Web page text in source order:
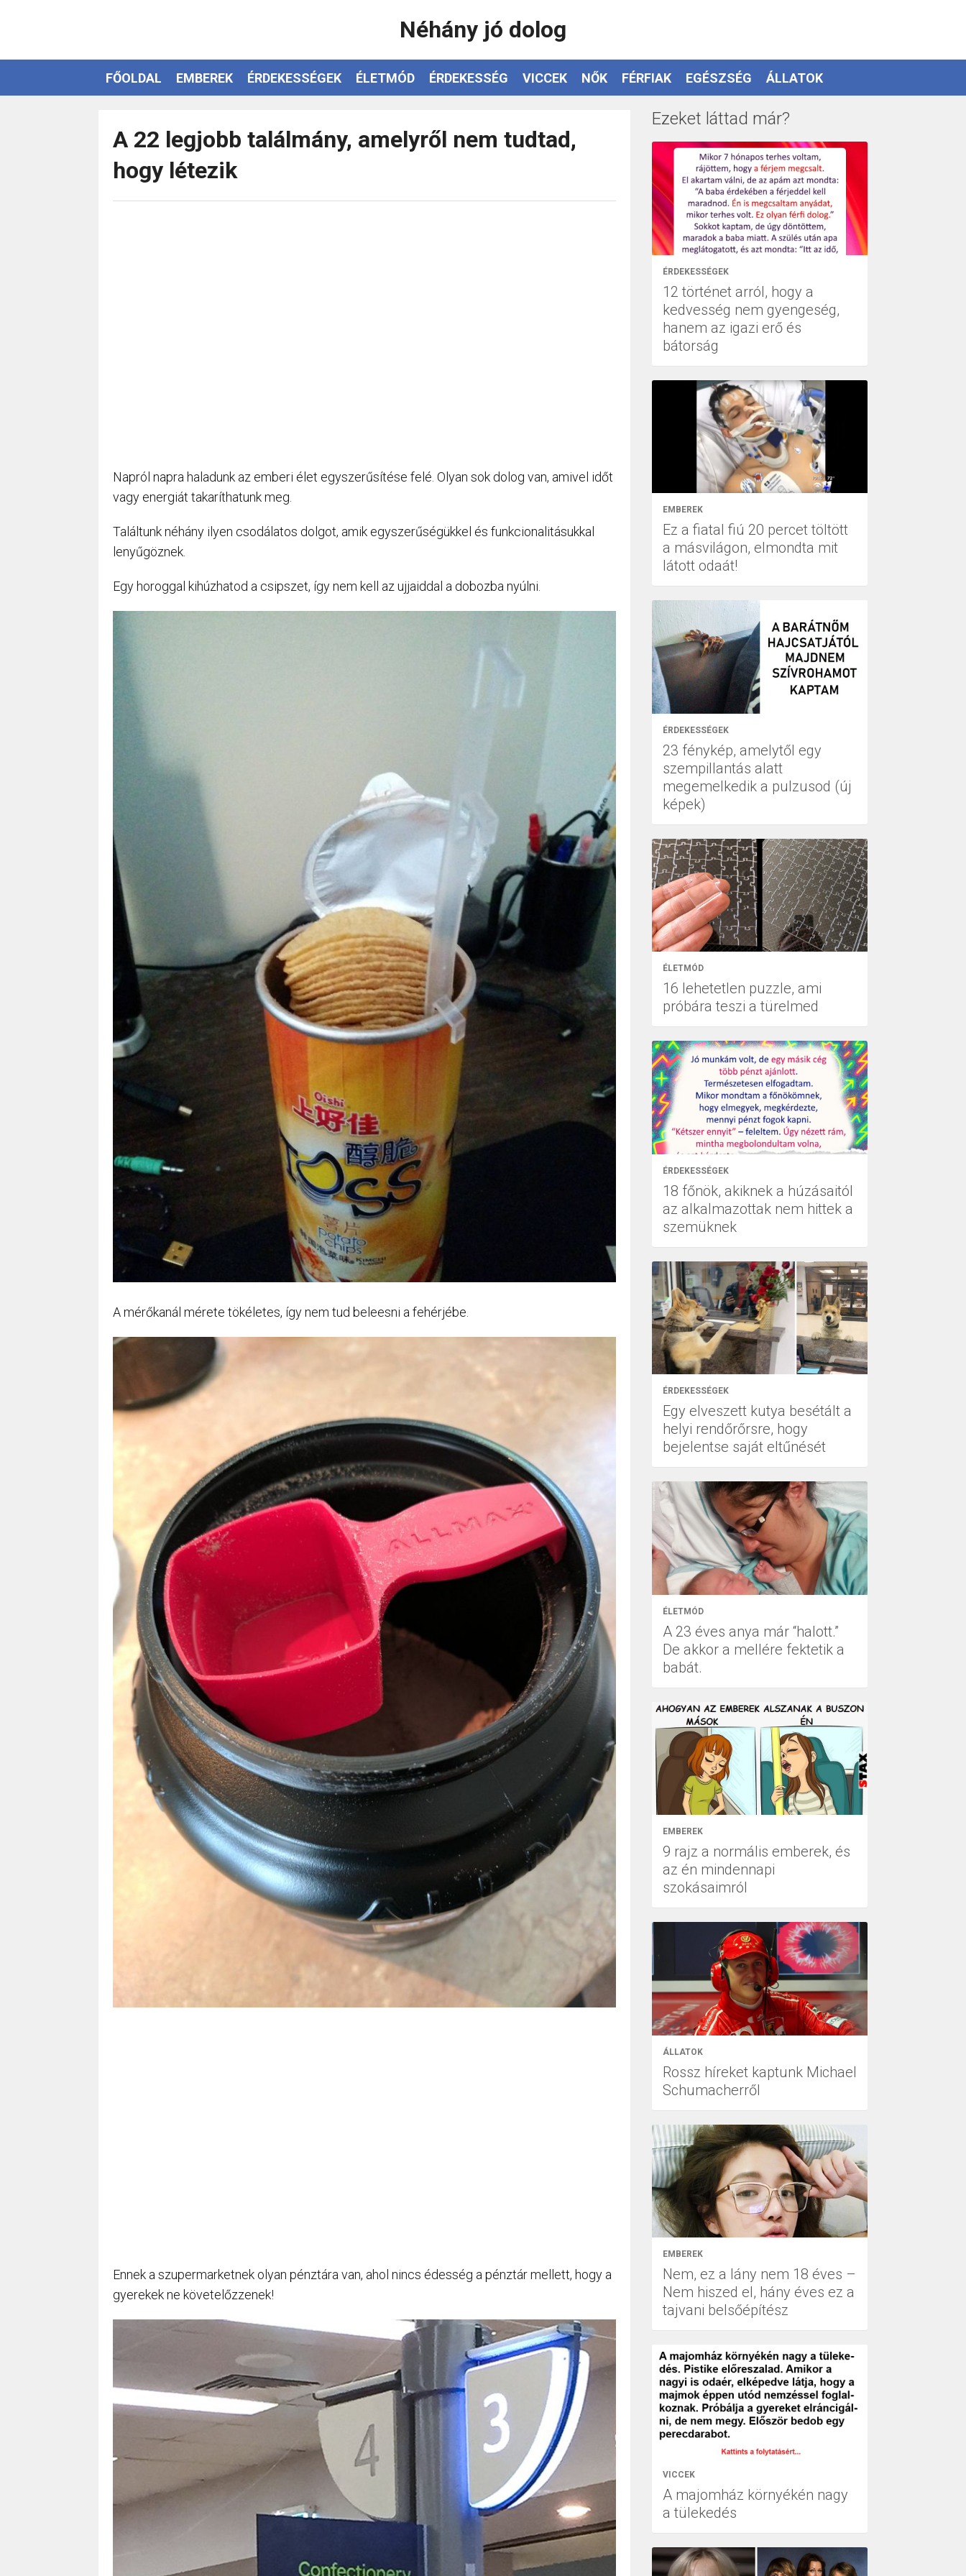
Néhány jó dolog
FŐOLDAL EMBEREK ÉRDEKESSÉGEK ÉLETMÓD ÉRDEKESSÉG VICCEK NŐK FÉRFIAK EGÉSZSÉG ÁLLATOK
A 22 legjobb találmány, amelyről nem tudtad,
hogy létezik
Napról napra haladunk az emberi élet egyszerűsítése felé. Olyan sok dolog van, amivel időt
vagy energiát takaríthatunk meg.
Találtunk néhány ilyen csodálatos dolgot, amik egyszerűségükkel és funkcionalitásukkal
lenyűgöznek.
Egy horoggal kihúzhatod a csipszet, így nem kell az ujjaiddal a dobozba nyúlni.
A mérőkanál mérete tökéletes, így nem tud beleesni a fehérjébe.
Ennek a szupermarketnek olyan pénztára van, ahol nincs édesség a pénztár mellett, hogy a
gyerekek ne követelőzzenek!
Ezeket láttad már?
ÉRDEKESSÉGEK
12 történet arról, hogy a
kedvesség nem gyengeség,
hanem az igazi erő és
bátorság
EMBEREK
Ez a fiatal fiú 20 percet töltött
a másvilágon, elmondta mit
látott odaát!
ÉRDEKESSÉGEK
23 fénykép, amelytől egy
szempillantás alatt
megemelkedik a pulzusod (új
képek)
ÉLETMÓD
16 lehetetlen puzzle, ami
próbára teszi a türelmed
ÉRDEKESSÉGEK
18 főnök, akiknek a húzásaitól
az alkalmazottak nem hittek a
szemüknek
ÉRDEKESSÉGEK
Egy elveszett kutya besétált a
helyi rendőrőrsre, hogy
bejelentse saját eltűnését
ÉLETMÓD
A 23 éves anya már “halott.”
De akkor a mellére fektetik a
babát.
EMBEREK
9 rajz a normális emberek, és
az én mindennapi
szokásaimról
ÁLLATOK
Rossz híreket kaptunk Michael
Schumacherről
EMBEREK
Nem, ez a lány nem 18 éves –
Nem hiszed el, hány éves ez a
tajvani belsőépítész
VICCEK
A majomház környékén nagy
a tülekedés